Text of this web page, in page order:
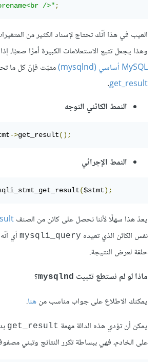
/>";
العيب في هذا أنّك تحتاج لإسناد الكثير من
وهذا يجعل تتبع الاستعلامات الكبيرة أمرًا صعبًا،
MySQL أساسي (mysqlnd)
مثبّت فإنّ كل ما
get_result
.
النمط الكائني التوجه
->get_result();
النمط الإجرائي
($stmt);
يعدّ هذا سهلًا لأننا نحصل على كائن من الصنف
نفس الكائن الذي تعيده mysqli_query أي
حلقة لعرض النتيجة.
ماذا لو لم نستطع تثبيت mysqlnd؟
يمكنك الاطلاع على جواب مناسب منهنا.
يمكن أن تؤدي هذه الدالة مهمة get_result
على الخادم، فهي ببساطة تكرر النتائج وتبني